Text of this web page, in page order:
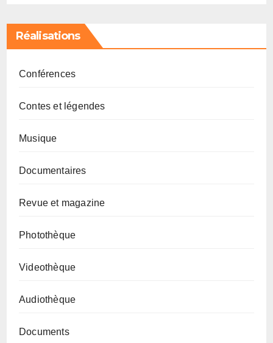
Réalisations
Conférences
Contes et légendes
Musique
Documentaires
Revue et magazine
Photothèque
Videothèque
Audiothèque
Documents